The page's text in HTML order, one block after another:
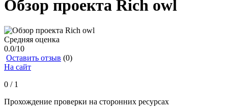
Обзор проекта Rich owl
Средняя оценка
0.0/10
Оставить отзыв (0)
На сайт
0 / 1
Прохождение проверки на сторонних ресурсах